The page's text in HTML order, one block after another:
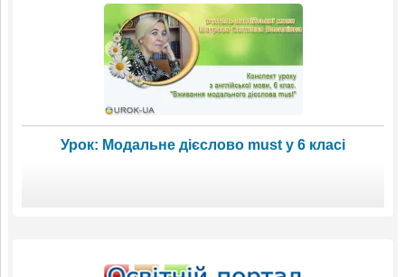
Урок: Модальне дієслово must у 6 класі